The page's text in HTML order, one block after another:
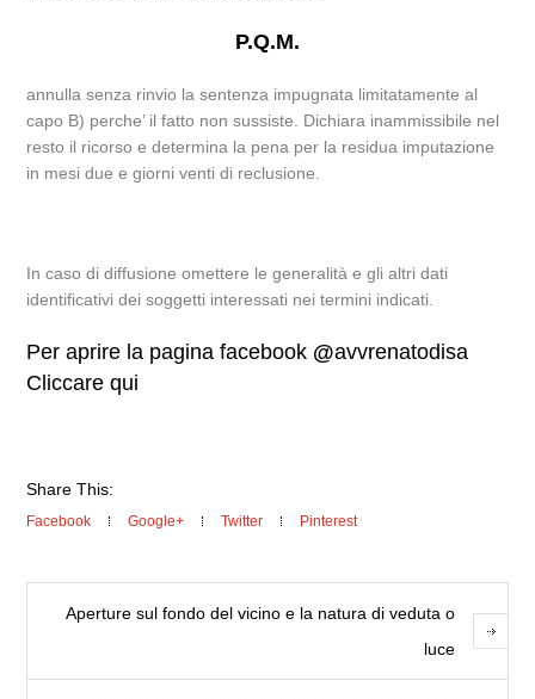
P.Q.M.
annulla senza rinvio la sentenza impugnata limitatamente al
capo B) perche’ il fatto non sussiste. Dichiara inammissibile nel
resto il ricorso e determina la pena per la residua imputazione
in mesi due e giorni venti di reclusione.
In caso di diffusione omettere le generalità e gli altri dati
identificativi dei soggetti interessati nei termini indicati.
Per aprire la pagina facebook @avvrenatodisa
Cliccare qui
Share This:
Facebook Google+ Twitter Pinterest
Aperture sul fondo del vicino e la natura di veduta o
luce